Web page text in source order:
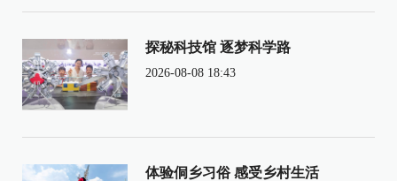
探秘科技馆 逐梦科学路
2026-08-08 18:43
体验侗乡习俗 感受乡村生活